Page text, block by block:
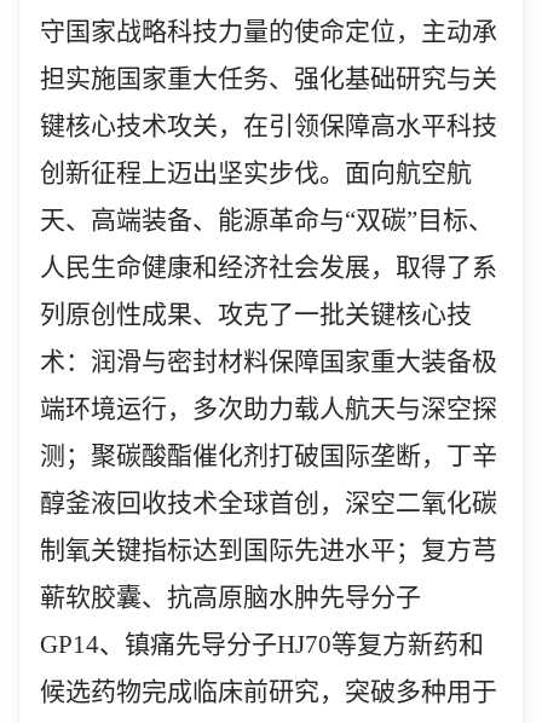
守国家战略科技力量的使命定位， 主动承
担实施国家重大任务、强化基础研究与关
键核心技术攻关， 在引领保障高水平科技
创新征程上迈出坚实步伐。 面向航空航
天、高端装备、能源革命与“双碳” 目标、
人民生命健康和经济社会发展， 取得了系
列原创性成果、攻克了一批关键核心技
术：润滑与密封材料保障国家重大装备极
端环境运行，多次助力载人航天与深空探
测； 聚碳酸酯催化剂打破国际垄断，丁辛
醇釜液回收技术全球首创，深空二氧化碳
制氧关键指标达到国际先进水平；复方芎
蕲软胶囊、抗高原脑水肿先导分子
GP14、镇痛先导分子HJ70等复方新药和
候选药物完成临床前研究，突破多种用于